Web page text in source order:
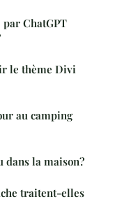
ChatGPT
le thème Divi
au camping
dans la maison?
traitent-elles